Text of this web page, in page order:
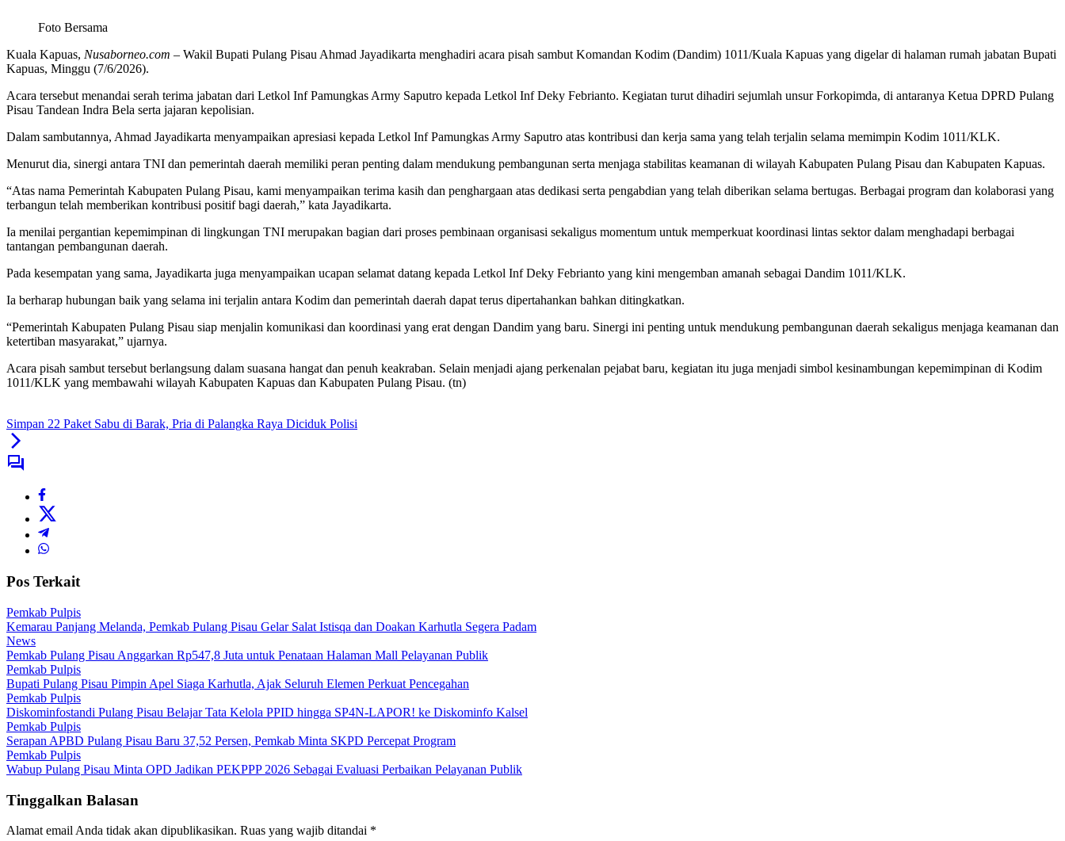
Foto Bersama
Kuala Kapuas, Nusaborneo.com – Wakil Bupati Pulang Pisau Ahmad Jayadikarta menghadiri acara pisah sambut Komandan Kodim (Dandim) 1011/Kuala Kapuas yang digelar di halaman rumah jabatan Bupati
Kapuas, Minggu (7/6/2026).
Acara tersebut menandai serah terima jabatan dari Letkol Inf Pamungkas Army Saputro kepada Letkol Inf Deky Febrianto. Kegiatan turut dihadiri sejumlah unsur Forkopimda, di antaranya Ketua DPRD Pulang
Pisau Tandean Indra Bela serta jajaran kepolisian.
Dalam sambutannya, Ahmad Jayadikarta menyampaikan apresiasi kepada Letkol Inf Pamungkas Army Saputro atas kontribusi dan kerja sama yang telah terjalin selama memimpin Kodim 1011/KLK.
Menurut dia, sinergi antara TNI dan pemerintah daerah memiliki peran penting dalam mendukung pembangunan serta menjaga stabilitas keamanan di wilayah Kabupaten Pulang Pisau dan Kabupaten Kapuas.
“Atas nama Pemerintah Kabupaten Pulang Pisau, kami menyampaikan terima kasih dan penghargaan atas dedikasi serta pengabdian yang telah diberikan selama bertugas. Berbagai program dan kolaborasi yang
terbangun telah memberikan kontribusi positif bagi daerah,” kata Jayadikarta.
Ia menilai pergantian kepemimpinan di lingkungan TNI merupakan bagian dari proses pembinaan organisasi sekaligus momentum untuk memperkuat koordinasi lintas sektor dalam menghadapi berbagai
tantangan pembangunan daerah.
Pada kesempatan yang sama, Jayadikarta juga menyampaikan ucapan selamat datang kepada Letkol Inf Deky Febrianto yang kini mengemban amanah sebagai Dandim 1011/KLK.
Ia berharap hubungan baik yang selama ini terjalin antara Kodim dan pemerintah daerah dapat terus dipertahankan bahkan ditingkatkan.
“Pemerintah Kabupaten Pulang Pisau siap menjalin komunikasi dan koordinasi yang erat dengan Dandim yang baru. Sinergi ini penting untuk mendukung pembangunan daerah sekaligus menjaga keamanan dan
ketertiban masyarakat,” ujarnya.
Acara pisah sambut tersebut berlangsung dalam suasana hangat dan penuh keakraban. Selain menjadi ajang perkenalan pejabat baru, kegiatan itu juga menjadi simbol kesinambungan kepemimpinan di Kodim
1011/KLK yang membawahi wilayah Kabupaten Kapuas dan Kabupaten Pulang Pisau. (tn)
Simpan 22 Paket Sabu di Barak, Pria di Palangka Raya Diciduk Polisi
Pos Terkait
Pemkab Pulpis
Kemarau Panjang Melanda, Pemkab Pulang Pisau Gelar Salat Istisqa dan Doakan Karhutla Segera Padam
News
Pemkab Pulang Pisau Anggarkan Rp547,8 Juta untuk Penataan Halaman Mall Pelayanan Publik
Pemkab Pulpis
Bupati Pulang Pisau Pimpin Apel Siaga Karhutla, Ajak Seluruh Elemen Perkuat Pencegahan
Pemkab Pulpis
Diskominfostandi Pulang Pisau Belajar Tata Kelola PPID hingga SP4N-LAPOR! ke Diskominfo Kalsel
Pemkab Pulpis
Serapan APBD Pulang Pisau Baru 37,52 Persen, Pemkab Minta SKPD Percepat Program
Pemkab Pulpis
Wabup Pulang Pisau Minta OPD Jadikan PEKPPP 2026 Sebagai Evaluasi Perbaikan Pelayanan Publik
Tinggalkan Balasan
Alamat email Anda tidak akan dipublikasikan. Ruas yang wajib ditandai *